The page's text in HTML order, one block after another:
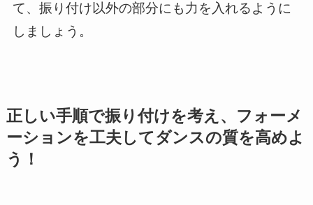
て、振り付け以外の部分にも力を入れるように
しましょう。
正しい手順で振り付けを考え、フォーメ
ーションを工夫してダンスの質を高めよ
う！